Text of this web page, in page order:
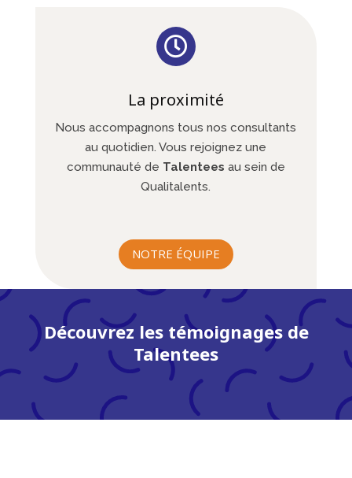

La proximité
Nous accompagnons tous nos consultants
au quotidien. Vous rejoignez une
communauté de Talentees au sein de
Qualitalents.
NOTRE ÉQUIPE
Découvrez les témoignages de
Talentees